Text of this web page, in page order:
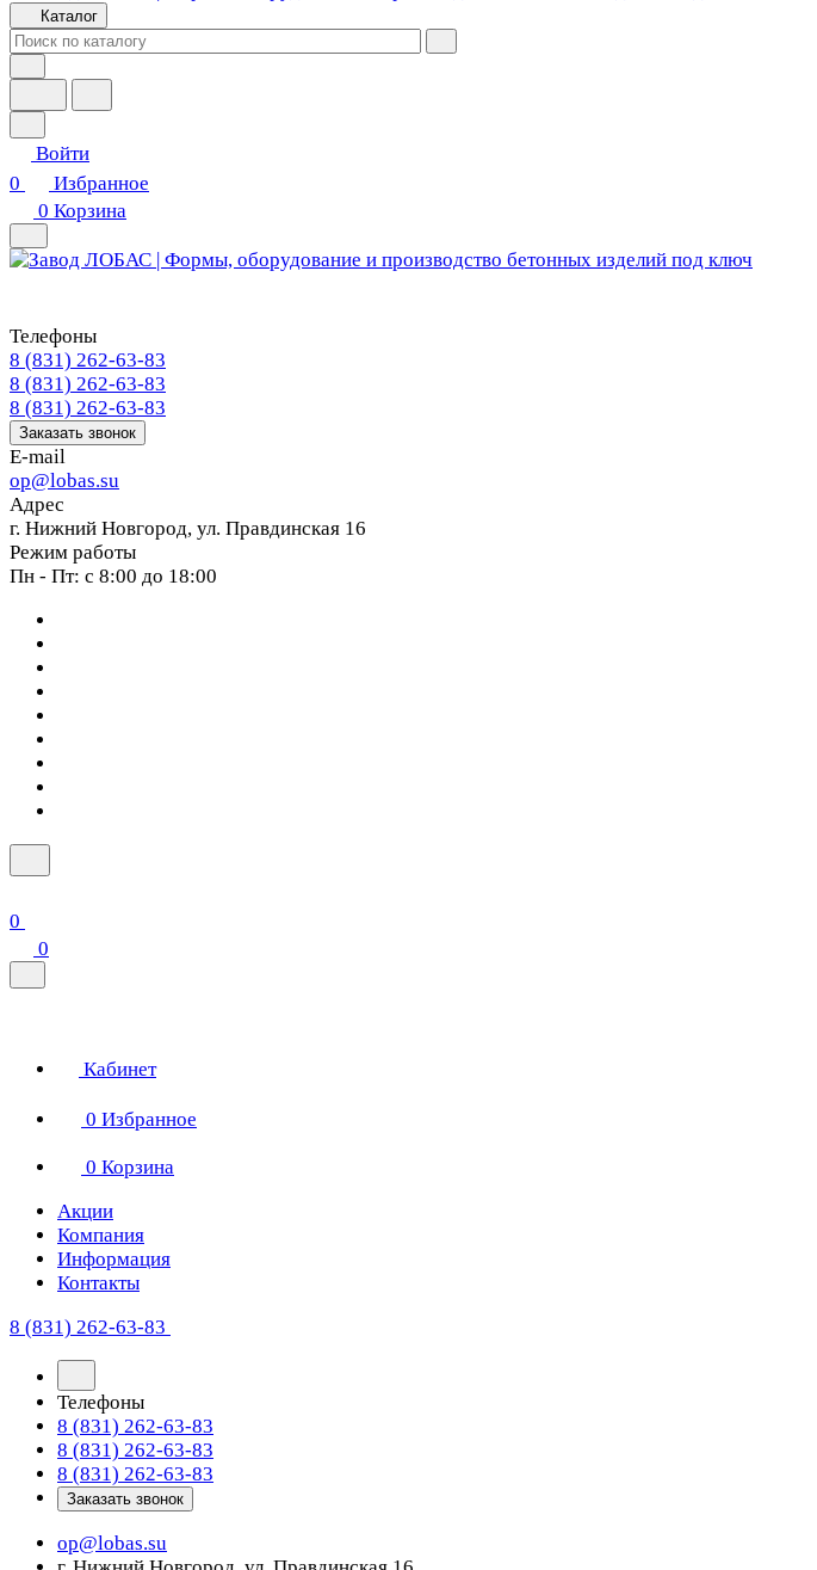
Каталог
Войти
0
Избранное
0 Корзина
Телефоны
8 (831) 262-63-83
8 (831) 262-63-83
8 (831) 262-63-83
Заказать звонок
E-mail
op@lobas.su
Адрес
г. Нижний Новгород, ул. Правдинская 16
Режим работы
Пн - Пт: с 8:00 до 18:00
0
0
Кабинет
0 Избранное
0 Корзина
Акции
Компания
Информация
Контакты
8 (831) 262-63-83
Телефоны
8 (831) 262-63-83
8 (831) 262-63-83
8 (831) 262-63-83
Заказать звонок
op@lobas.su